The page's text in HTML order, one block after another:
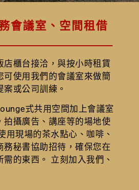
會議室、空間租借
店櫃台接洽，與按小時租賃
可使用我們的會議室來做簡
或公司訓練。
式共用空間加上會議室
拍攝廣告、講座等的場地使
用現場的茶水點心、咖啡、
務秘書協助招待，確保您在
需的東西。 立刻加入我們、